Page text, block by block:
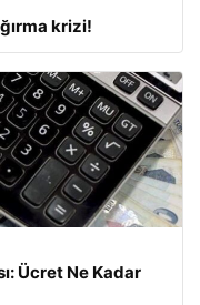
krizi!
Ücret Ne Kadar